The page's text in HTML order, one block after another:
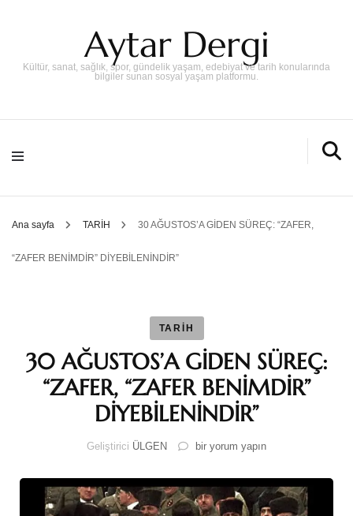
Aytar Dergi
Kültür, sanat, sağlık, spor, gündelik yaşam, edebiyat ve tarih konularında
bilgiler sunan sosyal yaşam platformu.
Ana sayfa TARİH 30 AĞUSTOS’A GİDEN SÜREÇ: “ZAFER,
“ZAFER BENİMDİR” DİYEBİLENİNDİR”
TARİH
30 AĞUSTOS’A GİDEN SÜREÇ:
“ZAFER, “ZAFER BENİMDİR”
DİYEBİLENİNDİR”
Geliştirici ÜLGEN
30
GİDEN
SÜREÇ:
“ZAFER,
bir yorum yapın